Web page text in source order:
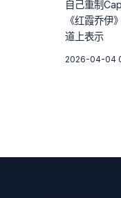
自己重制
《红霞乔伊
道上表示
2026-04-04